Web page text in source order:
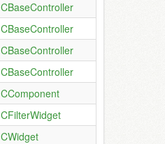
CBaseController
CBaseController
CBaseController
CBaseController
CComponent
CFilterWidget
CWidget